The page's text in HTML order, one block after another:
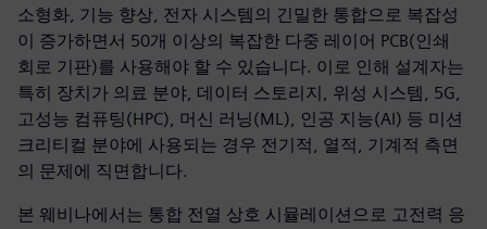
소형화, 기능 향상, 전자 시스템의 긴밀한 통합으로 복잡성
이 증가하면서 50개 이상의 복잡한 다중 레이어 PCB(인쇄
회로 기판)를 사용해야 할 수 있습니다. 이로 인해 설계자는
특히 장치가 의료 분야, 데이터 스토리지, 위성 시스템, 5G,
고성능 컴퓨팅(HPC), 머신 러닝(ML), 인공 지능(AI) 등 미션
크리티컬 분야에 사용되는 경우 전기적, 열적, 기계적 측면
의 문제에 직면합니다.
본 웨비나에서는 통합 전열 상호 시뮬레이션으로 고전력 응